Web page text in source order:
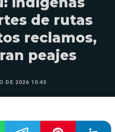
de rutas
reclamos,
peajes
DE 2026 10:45